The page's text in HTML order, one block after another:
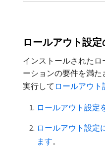
ロールアウト設
インストールされた
ーションの要件を満
実行して ロールアウ
ロールアウト設定
ロールアウト設定
ます。